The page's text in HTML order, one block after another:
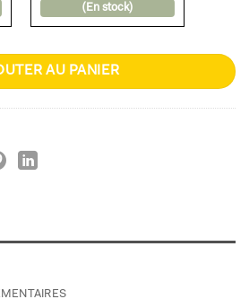
(En stock)
AU PANIER